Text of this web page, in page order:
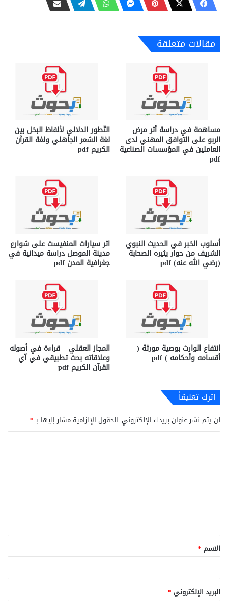
مقالات متعلقة
مساهمة في دراسة أثر مرض
الربو على التوافق المهني لدى
العاملين في المؤسسات الصناعية
pdf
التّطور الدلالي لألفاظ البخل بين
لغة الشعر الجاهلي ولغة القرآن
الكريم pdf
أسلوب الخبر في الحديث النبوي
الشريف من حوار يثيره الصحابة
(رضي الله عنه) pdf
اثر سيارات المنفيست على شوارع
مدينة الموصل دراسة ميدانية في
جغرافية المدن pdf
انتفاع الوارث بوصية مورثة (
أقسامه وأحكامه ) pdf
المجاز العقلي – قراءة في أصوله
وعلاقاته بحث تطبيقي في آي
القرآن الكريم pdf
اترك تعليقاً
لن يتم نشر عنوان بريدك الإلكتروني. الحقول الإلزامية مشار إليها بـ*
*
الاسم *
البريد الإلكتروني *